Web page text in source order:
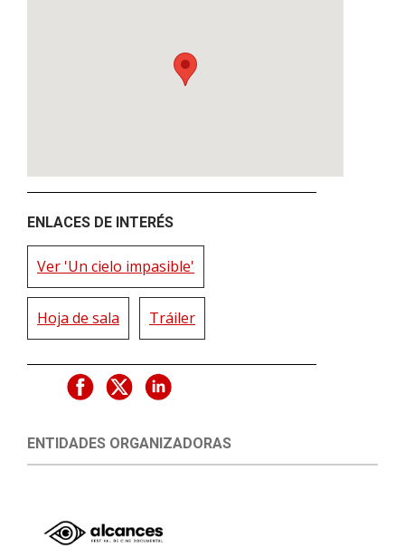
ENLACES DE INTERÉS
Ver 'Un cielo impasible'
Hoja de sala Tráiler
ENTIDADES ORGANIZADORAS